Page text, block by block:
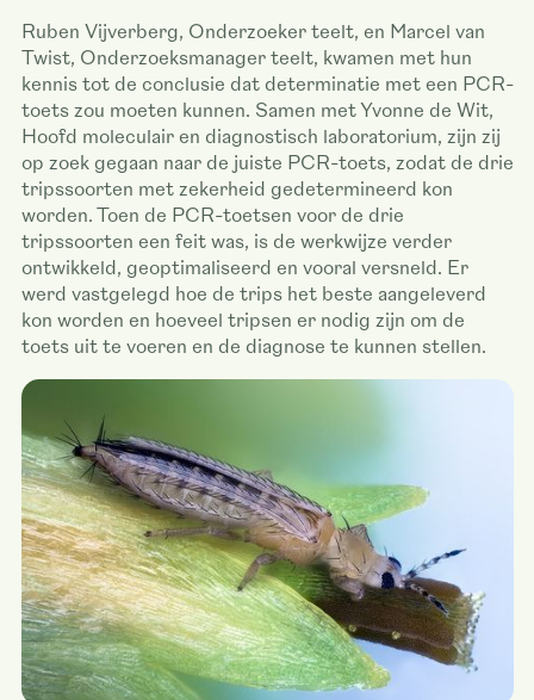
Ruben Vijverberg, Onderzoeker teelt, en Marcel van
Twist, Onderzoeksmanager teelt, kwamen met hun
kennis tot de conclusie dat determinatie met een PCR-
toets zou moeten kunnen. Samen met Yvonne de Wit,
Hoofd moleculair en diagnostisch laboratorium, zijn zij
op zoek gegaan naar de juiste PCR-toets, zodat de drie
tripssoorten met zekerheid gedetermineerd kon
worden. Toen de PCR-toetsen voor de drie
tripssoorten een feit was, is de werkwijze verder
ontwikkeld, geoptimaliseerd en vooral versneld. Er
werd vastgelegd hoe de trips het beste aangeleverd
kon worden en hoeveel tripsen er nodig zijn om de
toets uit te voeren en de diagnose te kunnen stellen.